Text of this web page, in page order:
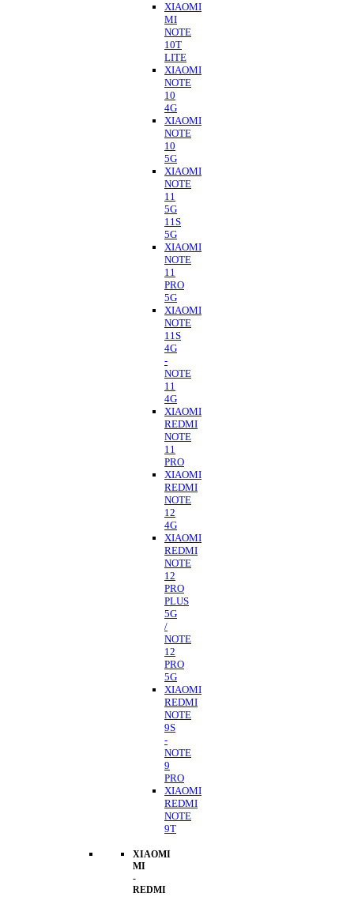
XIAOMI
MI
NOTE
10T
LITE
XIAOMI
NOTE
10
4G
XIAOMI
NOTE
10
5G
XIAOMI
NOTE
11
5G
11S
5G
XIAOMI
NOTE
11
PRO
5G
XIAOMI
NOTE
11S
4G
-
NOTE
11
4G
XIAOMI
REDMI
NOTE
11
PRO
XIAOMI
REDMI
NOTE
12
4G
XIAOMI
REDMI
NOTE
12
PRO
PLUS
5G
/
NOTE
12
PRO
5G
XIAOMI
REDMI
NOTE
9S
-
NOTE
9
PRO
XIAOMI
REDMI
NOTE
9T
XIAOMI
MI
-
REDMI